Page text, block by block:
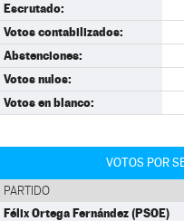
Escrutado:
Votos contabilizados:
Abstenciones:
Votos nulos:
Votos en blanco:
VOTOS POR
PARTIDO
Félix Ortega Fernández (PSOE)